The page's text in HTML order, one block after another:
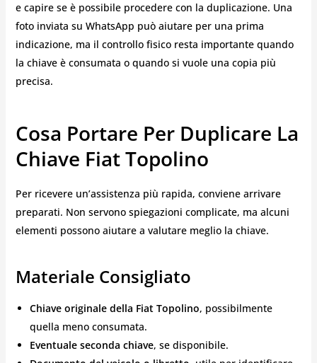
e capire se è possibile procedere con la duplicazione. Una
foto inviata su WhatsApp può aiutare per una prima
indicazione, ma il controllo fisico resta importante quando
la chiave è consumata o quando si vuole una copia più
precisa.
Cosa Portare Per Duplicare La
Chiave Fiat Topolino
Per ricevere un’assistenza più rapida, conviene arrivare
preparati. Non servono spiegazioni complicate, ma alcuni
elementi possono aiutare a valutare meglio la chiave.
Materiale Consigliato
Chiave originale della Fiat Topolino, possibilmente
quella meno consumata.
Eventuale seconda chiave, se disponibile.